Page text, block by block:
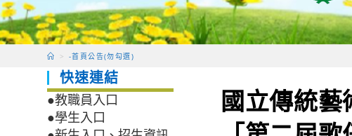
> -首頁公告(勿勾選)
國立傳統
快速連結
●教職員入口
●學生入口